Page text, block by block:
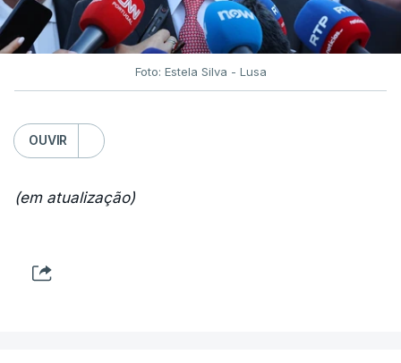
Foto: Estela Silva - Lusa
OUVIR
(em atualização)